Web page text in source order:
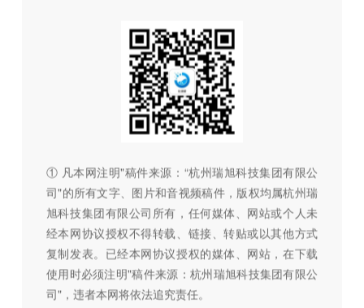
① 凡本网注明"稿件来源：“杭州瑞旭科技集团有限公
司"的所有文字、图片和音视频稿件，版权均属杭州瑞
旭科技集团有限公司所有，任何媒体、网站或个人未
经本网协议授权不得转载、链接、转贴或以其他方式
复制发表。已经本网协议授权的媒体、网站，在下载
使用时必须注明"稿件来源：杭州瑞旭科技集团有限公
司"，违者本网将依法追究责任。